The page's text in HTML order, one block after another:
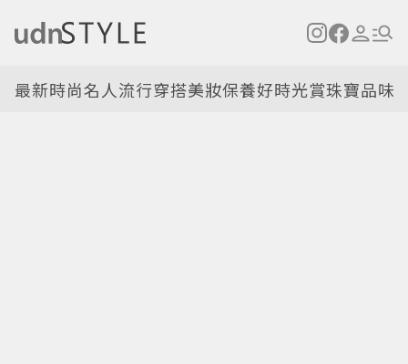
最新時尚名人流行穿搭美妝保養好時光賞珠寶品味